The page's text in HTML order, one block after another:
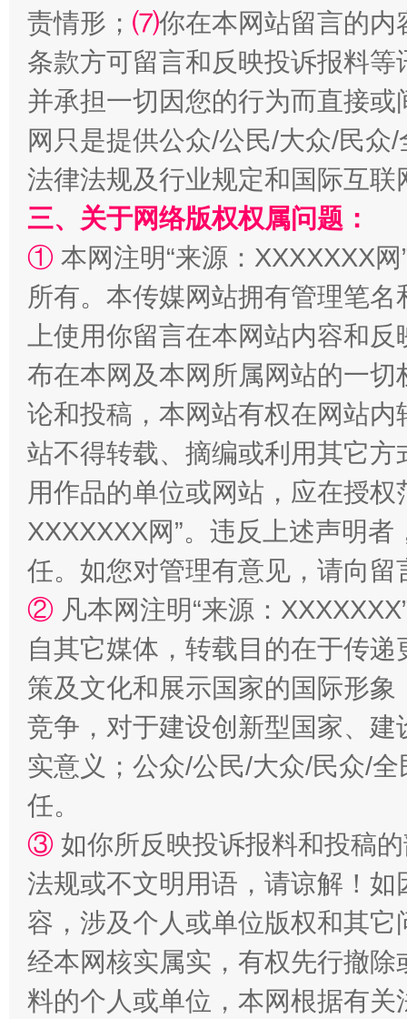
招工难、用工荒背后
责情形； ⑺你在本网站留言的内
条款方可留言和反映投诉报料
并承担一切因您的行为而直接
网只是提供公众/公民/大众/民
法律法规及行业规定和国际互
三、关于网络版权权属问题：
① 本网注明“来源：XXXXXXX
所有。本传媒网站拥有管理笔
上使用你留言在本网站内容和
布在本网及本网所属网站的一
论和投稿，本网站有权在网站
站不得转载、摘编或利用其它
用作品的单位或网站，应在授
XXXXXXX网”。违反上述声明
任。如您对管理有意见，请向
② 凡本网注明“来源：
自其它媒体，转载目的在于传
策及文化和展示国家的国际形
竞争，对于建设创新型国家、
实意义；公众/公民/大众/民众/
任。
③ 如你所反映投诉报料和投稿
法规或不文明用语，请谅解！
容，涉及个人或单位版权和其它
经本网核实属实，有权先行撤
料的个人或单位，本网根据有